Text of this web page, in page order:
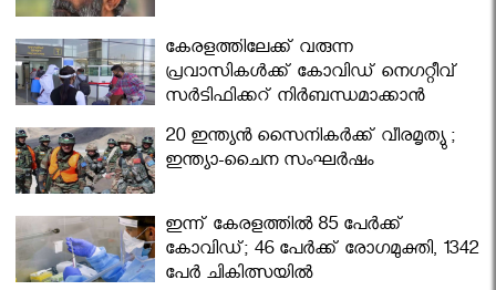
കേരളത്തിലേക്ക് വരുന്ന
പ്രവാസികള്‍ക്ക് കോവിഡ് നെഗറ്റീവ്
സര്‍ട്ടിഫിക്കറ്റ് നിർബന്ധമാക്കാൻ
മന്ത്രിസഭ
20 ഇന്ത്യൻ സൈനികർക്ക് വീരമൃത്യു ;
ഇന്ത്യാ-ചൈന സംഘർഷം
ഇന്ന് കേരളത്തിൽ 85 പേർക്ക്
കോവിഡ്; 46 പേർക്ക് രോഗമുക്തി, 1342
പേർ ചികിത്സയിൽ